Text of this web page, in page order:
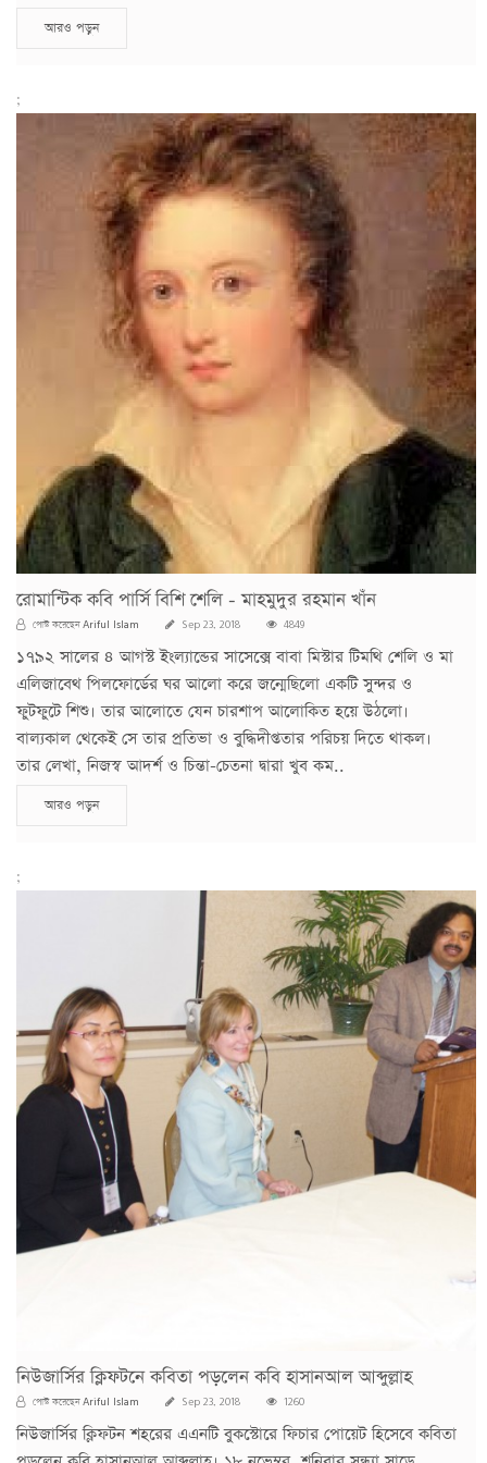
আরও পড়ুন
;
রোমান্টিক কবি পার্সি বিশি শেলি - মাহমুদুর রহমান খাঁন
পোস্ট করেছেনAriful Islam Sep 23, 2018 4849
১৭৯২ সালের ৪ আগস্ট ইংল্যান্ডের সাসেক্সে বাবা মিস্টার টিমথি শেলি ও মা
এলিজাবেথ পিলফোর্ডের ঘর আলো করে জন্মেছিলো একটি সুন্দর ও
ফুটফুটে শিশু। তার আলোতে যেন চারশাপ আলোকিত হয়ে উঠলো।
বাল্যকাল থেকেই সে তার প্রতিভা ও বুদ্ধিদীপ্ততার পরিচয় দিতে থাকল।
তার লেখা, নিজস্ব আদর্শ ও চিন্তা-চেতনা দ্বারা খুব কম..
আরও পড়ুন
;
নিউজার্সির ক্লিফটনে কবিতা পড়লেন কবি হাসানআল আব্দুল্লাহ
পোস্ট করেছেনAriful Islam Sep 23, 2018 1260
নিউজার্সির ক্লিফটন শহরের এএনটি বুকস্টোরে ফিচার পোয়েট হিসেবে কবিতা